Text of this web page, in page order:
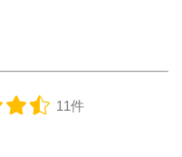
きるのが嬉しい✨ 香りはエ
レガントなラベンダー×甘
めのバニラで、 塗った瞬間
11件